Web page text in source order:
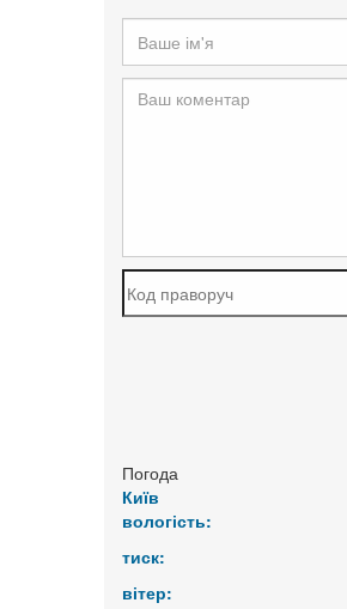
Погода
Київ
вологість:
тиск:
вітер: